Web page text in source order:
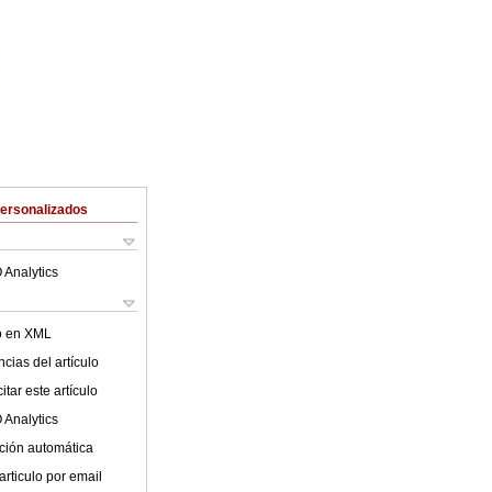
Analytics
en XML
del artículo
este artículo
Analytics
automática
por email